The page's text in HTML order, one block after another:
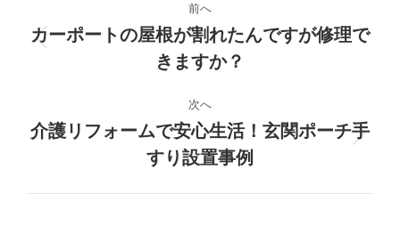
ロ
ェ
ト
前へ
前
の
ロ
ジ
ェ
カーポートの屋根が割れたんですが修理で
きますか？
次へ
次
の
介護リフォームで安心生活！玄関ポーチ手
すり設置事例